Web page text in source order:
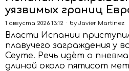
уязвимых границ
1 августа 2026 13:12 by Javier Martinez
Власти Испании
плавучего заграждения у
Сеуте. Речь идёт о
длиной около пятисот